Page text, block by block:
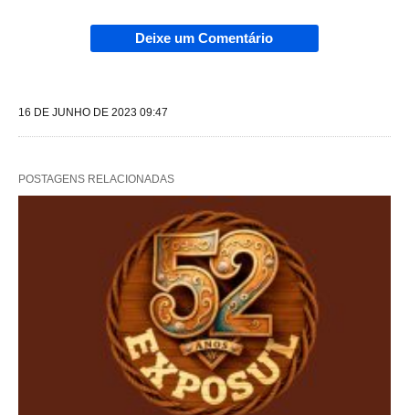
Deixe um Comentário
16 DE JUNHO DE 2023 09:47
POSTAGENS RELACIONADAS